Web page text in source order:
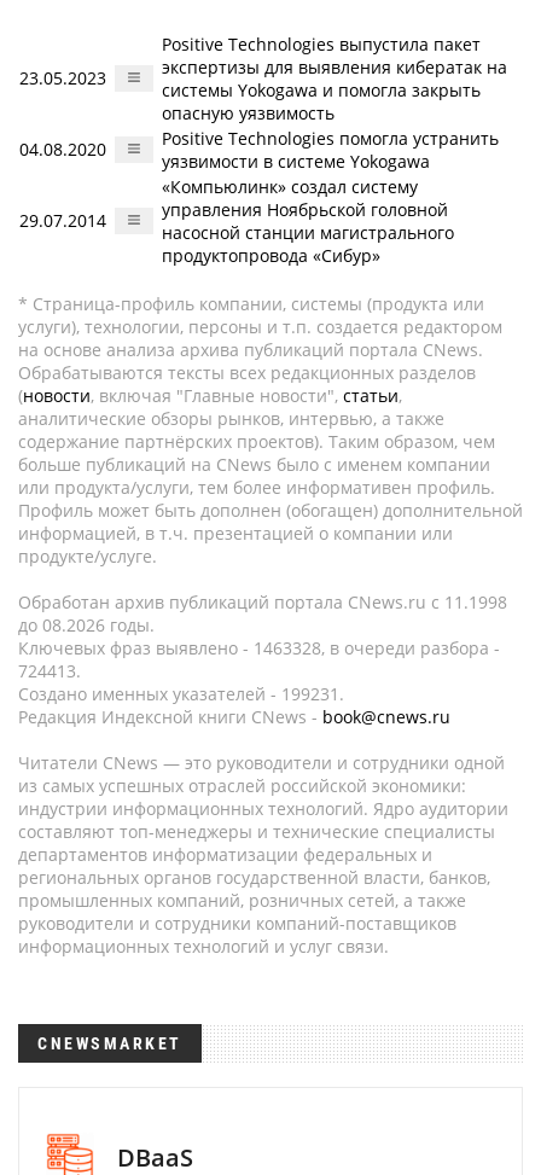
23.05.2023
Positive Technologies выпустила пакет
экспертизы для выявления кибератак на
системы Yokogawa и помогла закрыть
опасную уязвимость
04.08.2020
Positive Technologies помогла устранить
уязвимости в системе Yokogawa
29.07.2014
«Компьюлинк» создал систему
управления Ноябрьской головной
насосной станции магистрального
продуктопровода «Сибур»
* Страница-профиль компании, системы (продукта или
услуги), технологии, персоны и т.п. создается редактором
на основе анализа архива публикаций портала CNews.
Обрабатываются тексты всех редакционных разделов
(новости, включая "Главные новости", статьи,
аналитические обзоры рынков, интервью, а также
содержание партнёрских проектов). Таким образом, чем
больше публикаций на CNews было с именем компании
или продукта/услуги, тем более информативен профиль.
Профиль может быть дополнен (обогащен) дополнительной
информацией, в т.ч. презентацией о компании или
продукте/услуге.
Обработан архив публикаций портала CNews.ru c 11.1998
до 08.2026 годы.
Ключевых фраз выявлено - 1463328, в очереди разбора -
724413.
Создано именных указателей - 199231.
Редакция Индексной книги CNews - book@cnews.ru
Читатели CNews — это руководители и сотрудники одной
из самых успешных отраслей российской экономики:
индустрии информационных технологий. Ядро аудитории
составляют топ-менеджеры и технические специалисты
департаментов информатизации федеральных и
региональных органов государственной власти, банков,
промышленных компаний, розничных сетей, а также
руководители и сотрудники компаний-поставщиков
информационных технологий и услуг связи.
CNEWSMARKET
DBaaS